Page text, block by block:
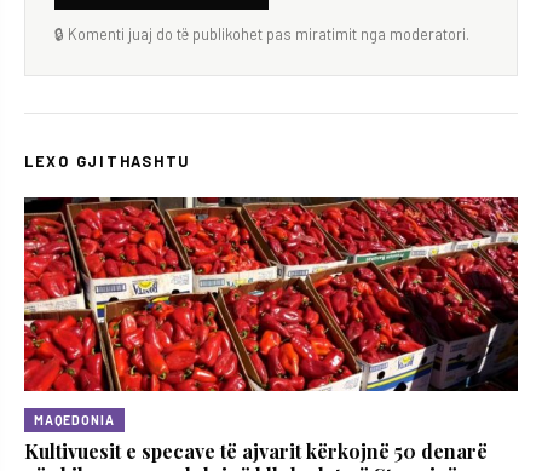
🔒 Komenti juaj do të publikohet pas miratimit nga moderatori.
LEXO GJITHASHTU
MAQEDONIA
Kultivuesit e specave të ajvarit kërkojnë 50 denarë